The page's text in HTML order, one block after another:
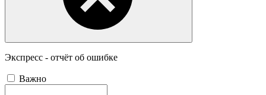
Экспресс - отчёт об ошибке
Важно